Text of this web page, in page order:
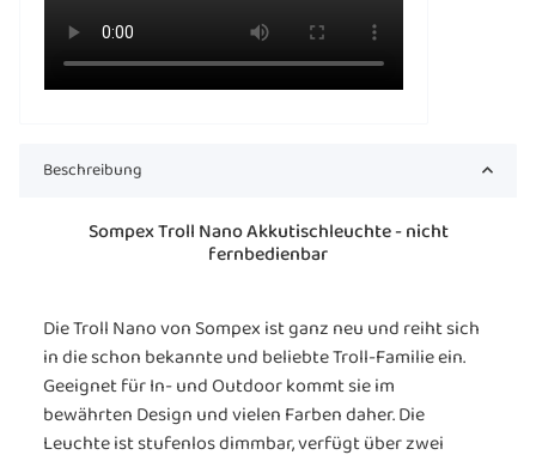
Beschreibung
Sompex Troll Nano Akkutischleuchte - nicht
fernbedienbar
Die Troll Nano von Sompex ist ganz neu und reiht sich
in die schon bekannte und beliebte Troll-Familie ein.
Geeignet für In- und Outdoor kommt sie im
bewährten Design und vielen Farben daher. Die
Leuchte ist stufenlos dimmbar, verfügt über zwei